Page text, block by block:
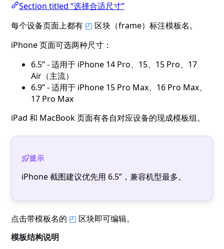
Section titled “选择合适尺寸”
每个设备页面上都有 ◰ 区块（frame）标注模板名。
iPhone 页面可选两种尺寸：
6.5” - 适用于 iPhone 14 Pro、15、15 Pro、17
Air（主流）
6.9” - 适用于 iPhone 15 Pro Max、16 Pro Max、
17 Pro Max
iPad 和 MacBook 页面有各自对应设备的现成模板组。
提示
iPhone 截图建议优先用 6.5”，兼容机型最多。
点击带模板名的 ◰ 区块即可编辑。
模板结构说明